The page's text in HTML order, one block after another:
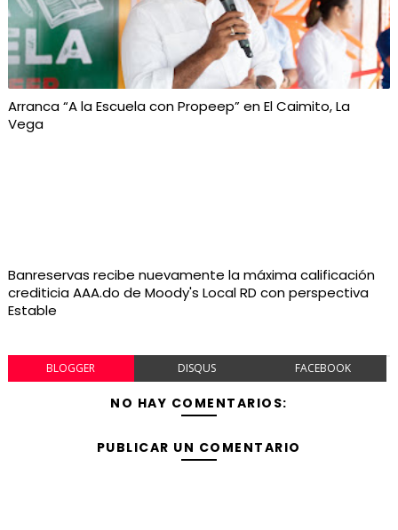
Arranca “A la Escuela con Propeep” en El Caimito, La
Vega
Banreservas recibe nuevamente la máxima calificación
crediticia AAA.do de Moody's Local RD con perspectiva
Estable
BLOGGER DISQUS FACEBOOK
NO HAY COMENTARIOS:
PUBLICAR UN COMENTARIO